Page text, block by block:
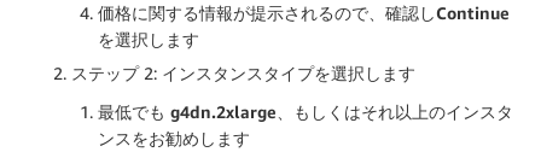
価格に関する情報が提示されるので、確認しContinue
を選択します
ステップ 2: インスタンスタイプを選択します
最低でも g4dn.2xlarge 、もしくはそれ以上のインスタ
ンスをお勧めします